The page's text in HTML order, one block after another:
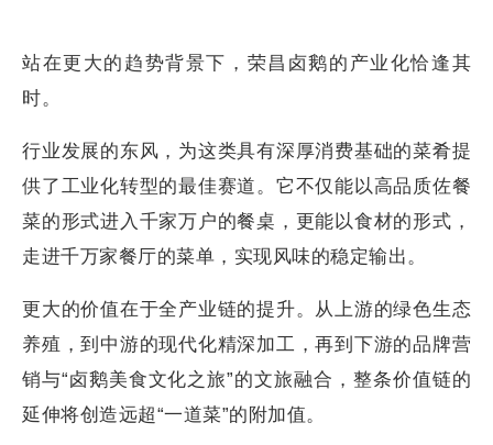
站在更大的趋势背景下，荣昌卤鹅的产业化恰逢其
时。
行业发展的东风，为这类具有深厚消费基础的菜肴提
供了工业化转型的最佳赛道。它不仅能以高品质佐餐
菜的形式进入千家万户的餐桌，更能以食材的形式，
走进千万家餐厅的菜单，实现风味的稳定输出。
更大的价值在于全产业链的提升。从上游的绿色生态
养殖，到中游的现代化精深加工，再到下游的品牌营
销与“卤鹅美食文化之旅”的文旅融合，整条价值链的
延伸将创造远超“一道菜”的附加值。